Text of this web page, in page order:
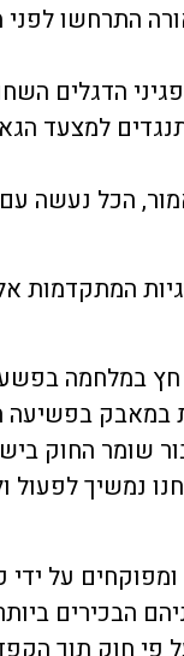
התרחשו
הדגלים
למצעד
הכל נעשה עם
המתקדמות
חץ במלחמה
במאבק בפשיעה
שומר החוק
נמשיך לפעול
על ידי
הבכירים
פי חוק תוך